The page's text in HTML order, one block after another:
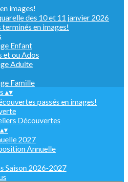
images!
des 10 et 11 janvier 2026
terminés en images!
Enfant
et ou Ados
Adulte
Famille
▴▾
passés en images!
Découvertes
▴▾
2027
Annuelle
Saison 2026-2027